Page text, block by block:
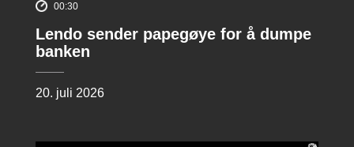
00:30
Lendo sender papegøye for å dumpe
banken
20. juli 2026